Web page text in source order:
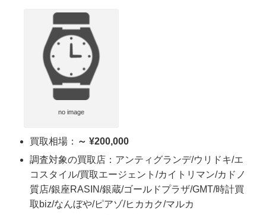
no image
買取相場： ～ ¥200,000
調査対象の買取店：アンティグランデ/ウリドキ/エ
コスタイル/買取エージェント/カイトリマン/カドノ
質店/銀座RASIN/銀蔵/ゴールドプラザ/GMT/時計買
取biz/なんぼや/ピアゾ/ヒカカク/マルカ